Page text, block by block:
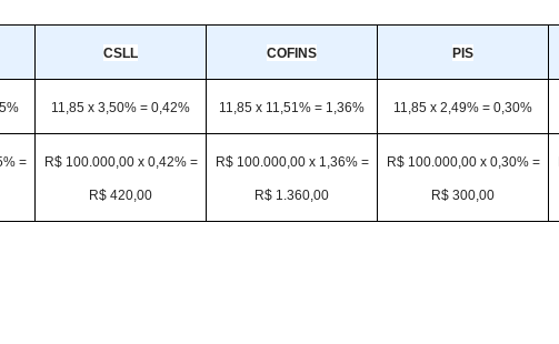
CSLL COFINS PIS
11,85 x 3,50% = 0,42% 11,85 x 11,51% = 1,36% 11,85 x 2,49% = 0,30%
= R$ 100.000,00 x 0,42% =
R$ 420,00
R$ 100.000,00 x 1,36% =
R$ 1.360,00
R$ 100.000,00 x 0,30% =
R$ 300,00